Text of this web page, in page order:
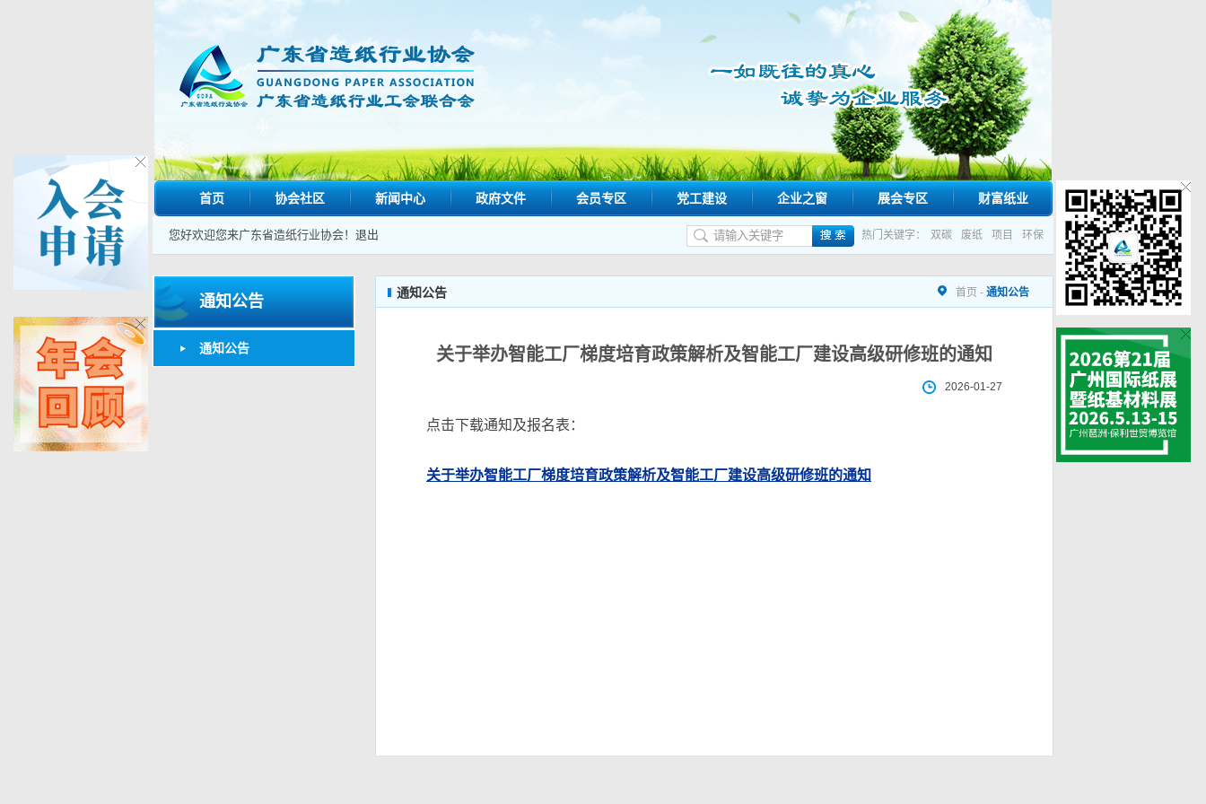
首页 协会社区 新闻中心 政府文件 会员专区 党工建设 企业之窗 展会专区 财富纸业
您好欢迎您来广东省造纸行业协会！ 退出 热门关键字： 双碳 废纸 项目 环保
通知公告
通知公告
通知公告 首页 - 通知公告
关于举办智能工厂梯度培育政策解析及智能工厂建设高级研修班的通知
2026-01-27
点击下载通知及报名表：
关于举办智能工厂梯度培育政策解析及智能工厂建设高级研修班的通知